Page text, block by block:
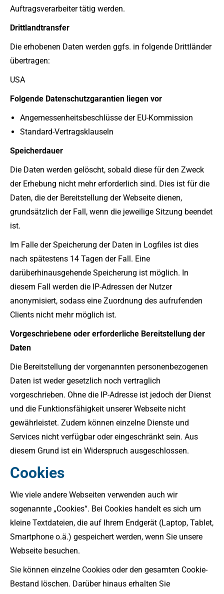
Auftragsverarbeiter tätig werden.
Drittlandtransfer
Die erhobenen Daten werden ggfs. in folgende Drittländer
übertragen:
USA
Folgende Datenschutzgarantien liegen vor
Angemessenheitsbeschlüsse der EU-Kommission
Standard-Vertragsklauseln
Speicherdauer
Die Daten werden gelöscht, sobald diese für den Zweck
der Erhebung nicht mehr erforderlich sind. Dies ist für die
Daten, die der Bereitstellung der Webseite dienen,
grundsätzlich der Fall, wenn die jeweilige Sitzung beendet
ist.
Im Falle der Speicherung der Daten in Logfiles ist dies
nach spätestens 14 Tagen der Fall. Eine
darüberhinausgehende Speicherung ist möglich. In
diesem Fall werden die IP-Adressen der Nutzer
anonymisiert, sodass eine Zuordnung des aufrufenden
Clients nicht mehr möglich ist.
Vorgeschriebene oder erforderliche Bereitstellung der
Daten
Die Bereitstellung der vorgenannten personenbezogenen
Daten ist weder gesetzlich noch vertraglich
vorgeschrieben. Ohne die IP-Adresse ist jedoch der Dienst
und die Funktionsfähigkeit unserer Webseite nicht
gewährleistet. Zudem können einzelne Dienste und
Services nicht verfügbar oder eingeschränkt sein. Aus
diesem Grund ist ein Widerspruch ausgeschlossen.
Cookies
Wie viele andere Webseiten verwenden auch wir
sogenannte „Cookies“. Bei Cookies handelt es sich um
kleine Textdateien, die auf Ihrem Endgerät (Laptop, Tablet,
Smartphone o.ä.) gespeichert werden, wenn Sie unsere
Webseite besuchen.
Sie können einzelne Cookies oder den gesamten Cookie-
Bestand löschen. Darüber hinaus erhalten Sie